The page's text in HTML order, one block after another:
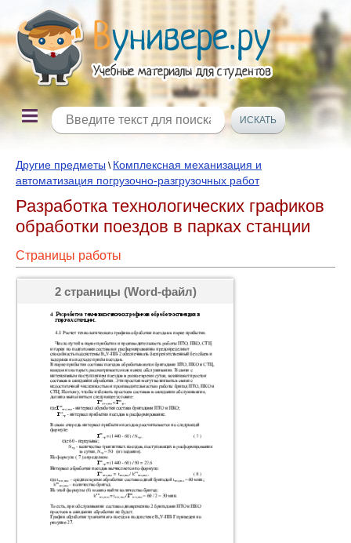
Другие предметы \ Комплексная механизация и
автоматизация погрузочно-разгрузочных работ
Разработка технологических графиков
обработки поездов в парках станции
Страницы работы
2 страницы (Word-файл)